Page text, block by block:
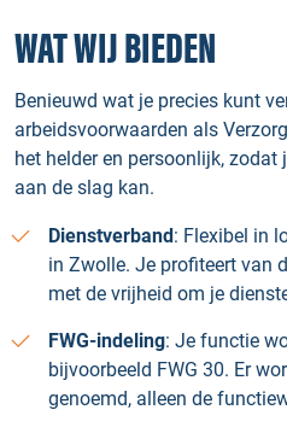
WAT WIJ BIEDEN
Benieuwd wat je precies kunt
arbeidsvoorwaarden als
het helder en persoonlijk,
aan de slag kan.
Dienstverband: Flexibel in
in Zwolle. Je profiteert van
met de vrijheid om je
FWG‑indeling: Je functie
bijvoorbeeld FWG 30. Er
genoemd, alleen de